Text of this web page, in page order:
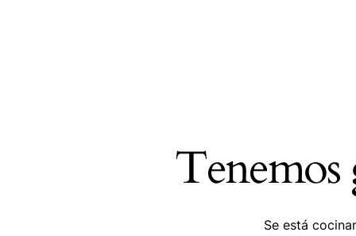
Tenemos
Se está